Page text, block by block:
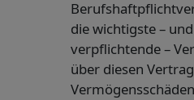
die wichtigste –
verpflichtende –
über diesen